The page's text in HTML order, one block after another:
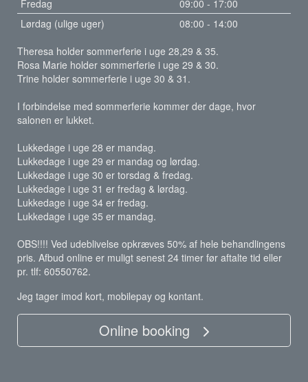
Fredag
09:00 - 17:00
Lørdag (ulige uger)
08:00 - 14:00
Theresa holder sommerferie i uge 28,29 & 35.
Rosa Marie holder sommerferie i uge 29 & 30.
Trine holder sommerferie i uge 30 & 31.
I forbindelse med sommerferie kommer der dage, hvor
salonen er lukket.
Lukkedage i uge 28 er mandag.
Lukkedage i uge 29 er mandag og lørdag.
Lukkedage i uge 30 er torsdag & fredag.
Lukkedage i uge 31 er fredag & lørdag.
Lukkedage i uge 34 er fredag.
Lukkedage i uge 35 er mandag.
OBS!!!! Ved udeblivelse opkræves 50% af hele behandlingens
pris. Afbud online er muligt senest 24 timer før aftalte tid eller
pr. tlf: 60550762.
Jeg tager imod kort, mobilepay og kontant.
Online booking